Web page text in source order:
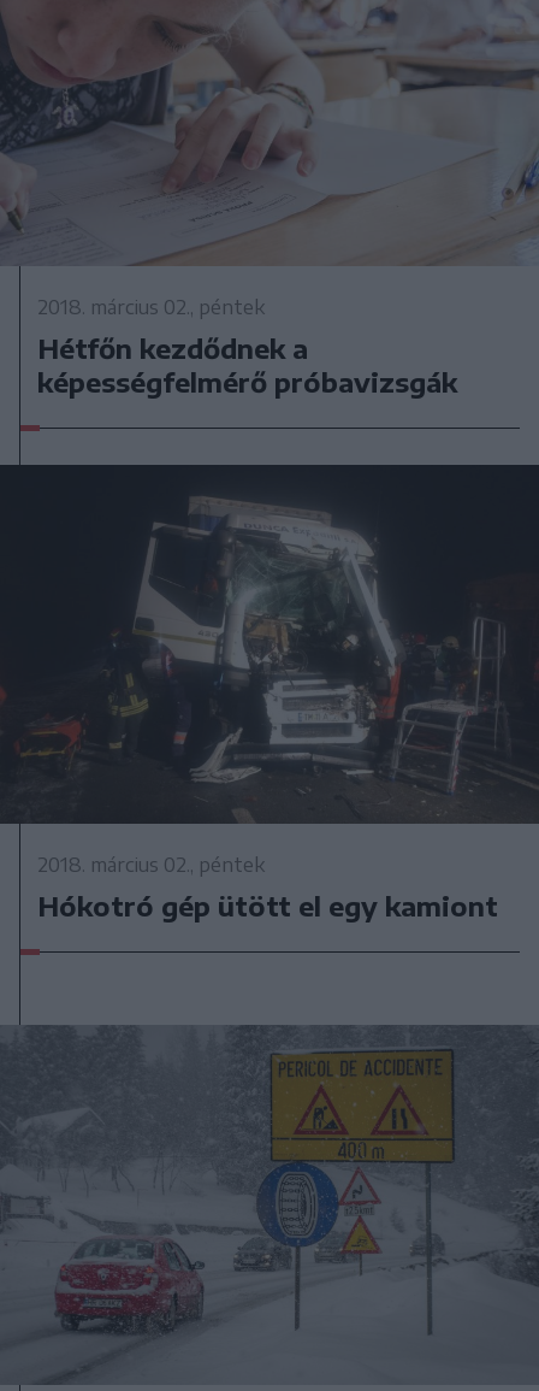
2018. március 02., péntek
Hétfőn kezdődnek a
képességfelmérő próbavizsgák
2018. március 02., péntek
Hókotró gép ütött el egy kamiont